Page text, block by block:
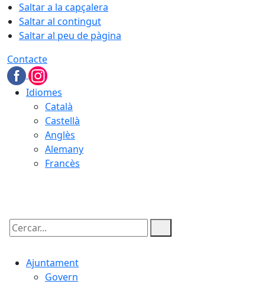
Saltar a la capçalera
Saltar al contingut
Saltar al peu de pàgina
Contacte
Idiomes
Català
Castellà
Anglès
Alemany
Francès
Cercar:
Ajuntament
Govern